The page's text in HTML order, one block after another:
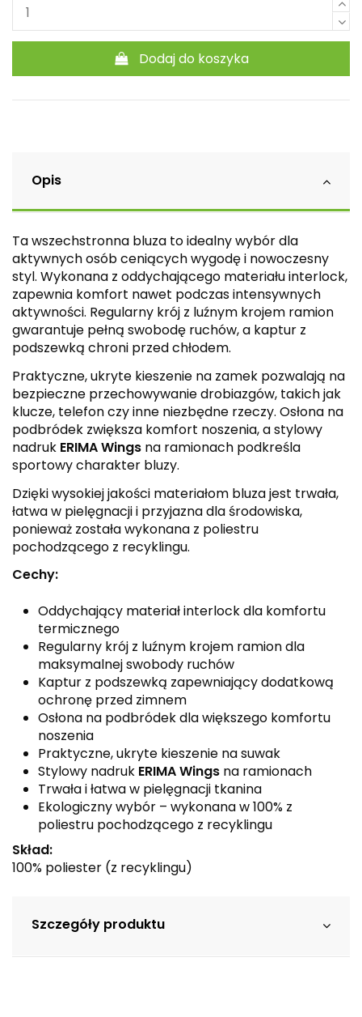
Dodaj do koszyka
Opis
Ta wszechstronna bluza to idealny wybór dla
aktywnych osób ceniących wygodę i nowoczesny
styl. Wykonana z oddychającego materiału interlock,
zapewnia komfort nawet podczas intensywnych
aktywności. Regularny krój z luźnym krojem ramion
gwarantuje pełną swobodę ruchów, a kaptur z
podszewką chroni przed chłodem.
Praktyczne, ukryte kieszenie na zamek pozwalają na
bezpieczne przechowywanie drobiazgów, takich jak
klucze, telefon czy inne niezbędne rzeczy. Osłona na
podbródek zwiększa komfort noszenia, a stylowy
nadruk ERIMA Wings na ramionach podkreśla
sportowy charakter bluzy.
Dzięki wysokiej jakości materiałom bluza jest trwała,
łatwa w pielęgnacji i przyjazna dla środowiska,
ponieważ została wykonana z poliestru
pochodzącego z recyklingu.
Cechy:
Oddychający materiał interlock dla komfortu
termicznego
Regularny krój z luźnym krojem ramion dla
maksymalnej swobody ruchów
Kaptur z podszewką zapewniający dodatkową
ochronę przed zimnem
Osłona na podbródek dla większego komfortu
noszenia
Praktyczne, ukryte kieszenie na suwak
Stylowy nadruk ERIMA Wings na ramionach
Trwała i łatwa w pielęgnacji tkanina
Ekologiczny wybór – wykonana w 100% z
poliestru pochodzącego z recyklingu
Skład:
100% poliester (z recyklingu)
Szczegóły produktu